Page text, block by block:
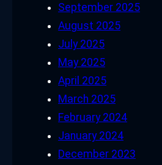
September 2025
August 2025
July 2025
May 2025
April 2025
March 2025
February 2024
January 2024
December 2023